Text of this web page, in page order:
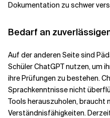
Dokumentation zu schwer
Bedarf an
Auf der anderen Seite sind
Schüler ChatGPT nutzen, um
ihre Prüfungen zu bestehen.
Sprachkenntnisse nicht
Tools herauszuholen, braucht
Verständnisfähigkeiten.